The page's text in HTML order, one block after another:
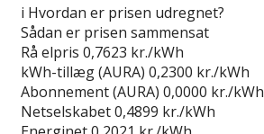
i Hvordan er prisen udregnet?
Sådan er prisen sammensat
Rå elpris 0,7623 kr./kWh
kWh-tillæg (AURA) 0,2300 kr./kWh
Abonnement (AURA) 0,0000 kr./kWh
Netselskabet0,4899 kr./kWh